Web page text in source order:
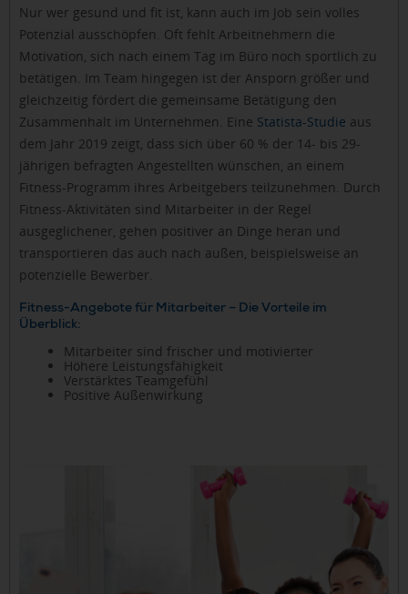
Nur wer gesund und fit ist, kann auch im Job sein volles
Potenzial ausschöpfen. Oft fehlt Arbeitnehmern die
Motivation, sich nach einem Tag im Büro noch sportlich zu
betätigen. Im Team hingegen ist der Ansporn größer und
gleichzeitig fördert die gemeinsame Betätigung den
Zusammenhalt im Unternehmen. Eine Statista-Studie aus
dem Jahr 2019 zeigt, dass sich über 60 % der 14- bis 29-
jährigen befragten Angestellten wünschen, an einem
Fitness-Programm ihres Arbeitgebers teilzunehmen. Durch
Fitness-Aktivitäten sind Mitarbeiter in der Regel
ausgeglichener, gehen positiver an Dinge heran und
transportieren das auch nach außen, beispielsweise an
potenzielle Bewerber.
Fitness-Angebote für Mitarbeiter – Die Vorteile im
Überblick:
Mitarbeiter sind frischer und motivierter
Höhere Leistungsfähigkeit
Verstärktes Teamgefühl
Positive Außenwirkung